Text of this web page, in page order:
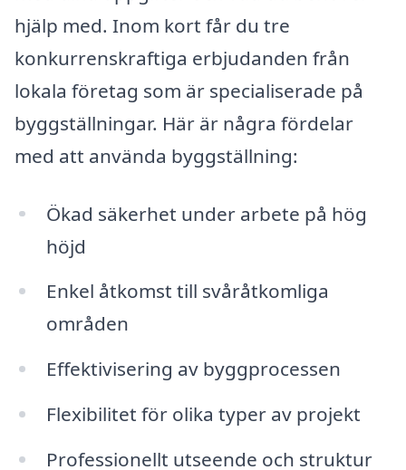
hjälp med. Inom kort får du tre
konkurrenskraftiga erbjudanden från
lokala företag som är specialiserade på
byggställningar. Här är några fördelar
med att använda byggställning:
Ökad säkerhet under arbete på hög
höjd
Enkel åtkomst till svåråtkomliga
områden
Effektivisering av byggprocessen
Flexibilitet för olika typer av projekt
Professionellt utseende och struktur